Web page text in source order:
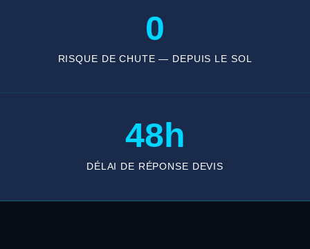
0
RISQUE DE CHUTE — DEPUIS LE SOL
48h
DÉLAI DE RÉPONSE DEVIS